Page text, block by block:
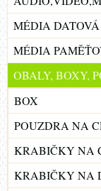
MÉDIA
MÉDIA
OBALY, BOXY,
BOX
POUZDRA NA
KRABIČKY NA
KRABIČKY NA